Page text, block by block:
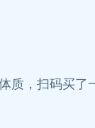
，扫码买了